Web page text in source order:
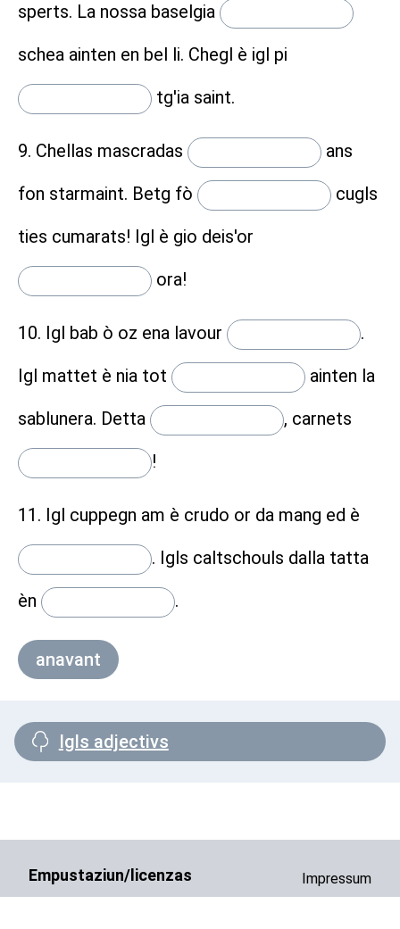
sperts. La nossa baselgia
schea ainten en bel li. Chegl è igl pi
tg'ia saint.
9. Chellas mascradas
ans
fon starmaint. Betg fò
cugls
ties cumarats! Igl è gio deis'or
ora!
10. Igl bab ò oz ena lavour
.
Igl mattet è nia tot
ainten la
sablunera. Detta
, carnets
!
11. Igl cuppegn am è crudo or da mang ed è
. Igls caltschouls dalla tatta
èn
.
anavant
Igls adjectivs
Empustaziun/licenzas
Impressum